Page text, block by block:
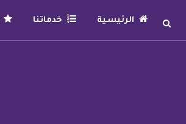
الرئيسية خدماتنا